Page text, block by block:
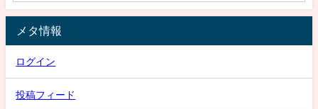
メタ情報
ログイン
投稿フィード